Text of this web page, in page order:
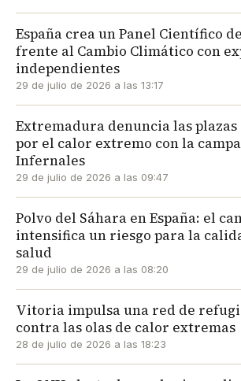
España crea un Panel Científico
frente al Cambio Climático con
independientes
29 de julio de 2026 a las 13:17
Extremadura denuncia las
por el calor extremo con la
Infernales
29 de julio de 2026 a las 09:47
Polvo del Sáhara en España: el
intensifica un riesgo para la
salud
29 de julio de 2026 a las 08:20
Vitoria impulsa una red de
contra las olas de calor extremas
28 de julio de 2026 a las 18:23